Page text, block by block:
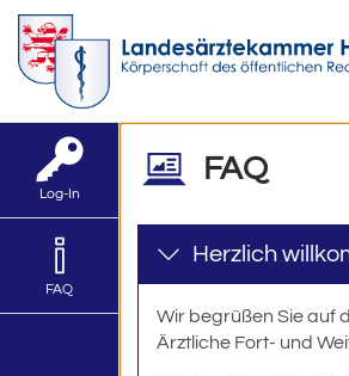
Log-In
FAQ
FAQ
Herzlich
Wir begrüßen Sie auf
Ärztliche Fort- und